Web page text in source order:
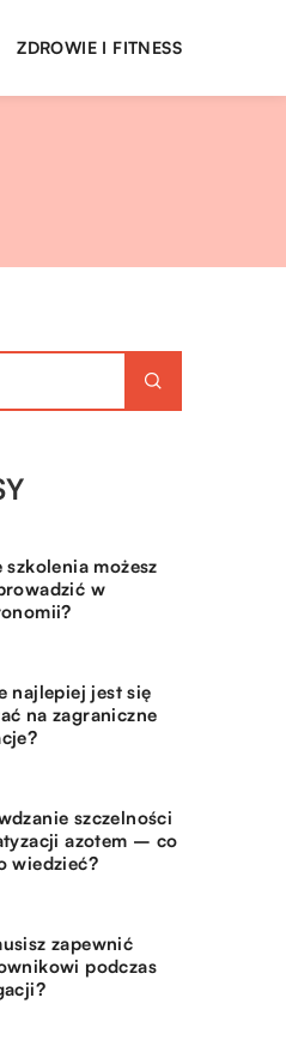
ZDROWIE I FITNESS
szkolenia możesz
w
najlepiej jest się
na zagraniczne
szczelności
azotem – co
wiedzieć?
zapewnić
podczas